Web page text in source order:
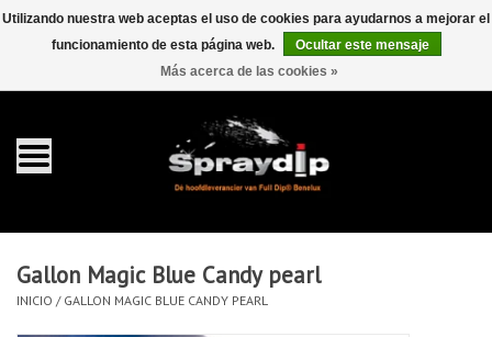
0 Artículos - €0,00
galón 4 liter
Spray 400ml
Completa dip sets
Gallon Magic Blue Candy pearl
INICIO / GALLON MAGIC BLUE CANDY PEARL
Utilizando nuestra web aceptas el uso de cookies para ayudarnos a mejorar el
funcionamiento de esta página web.
Ocultar este mensaje
Más acerca de las cookies »